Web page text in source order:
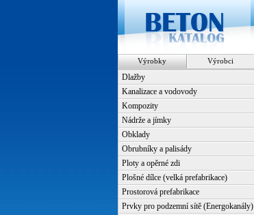
Výrobky Výrobci
Dlažby
Kanalizace a vodovody
Kompozity
Nádrže a jímky
Obklady
Obrubníky a palisády
Ploty a opěrné zdi
Plošné dílce (velká prefabrikace)
Prostorová prefabrikace
Prvky pro podzemní sítě (Energokanály)